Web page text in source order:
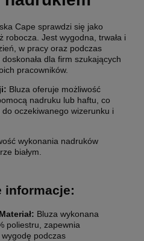
Cape sprawdzi się jako
robocza. Jest wygodna, trwała i
w pracy oraz podczas
dla firm szukających
pracowników.
Bluza oferuje możliwość
nadruku lub haftu, co
oczekiwanego wizerunku i
wykonania nadruków
białym.
informacje:
Bluza wykonana
poliestru, zapewnia
wygodę podczas